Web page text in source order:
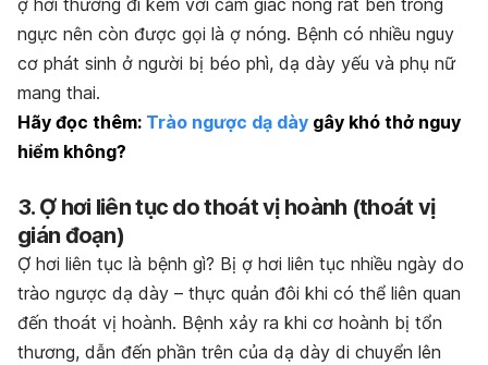
ợ hơi thường đi kèm với cảm giác nóng rát bên trong
ngực nên còn được gọi là ợ nóng. Bệnh có nhiều nguy
cơ phát sinh ở người bị béo phì, dạ dày yếu và phụ nữ
mang thai.
Hãy đọc thêm: Trào ngược dạ dày gây khó thở nguy
hiểm không?
3. Ợ hơi liên tục do thoát vị hoành (thoát vị
gián đoạn)
Ợ hơi liên tục là bệnh gì? Bị ợ hơi liên tục nhiều ngày do
trào ngược dạ dày – thực quản đôi khi có thể liên quan
đến thoát vị hoành. Bệnh xảy ra khi cơ hoành bị tổn
thương, dẫn đến phần trên của dạ dày di chuyển lên